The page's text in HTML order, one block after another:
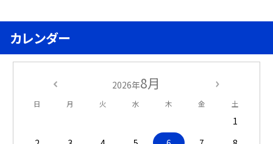
カレンダー
2026年8月
日 月 火 水 木 金 土
1